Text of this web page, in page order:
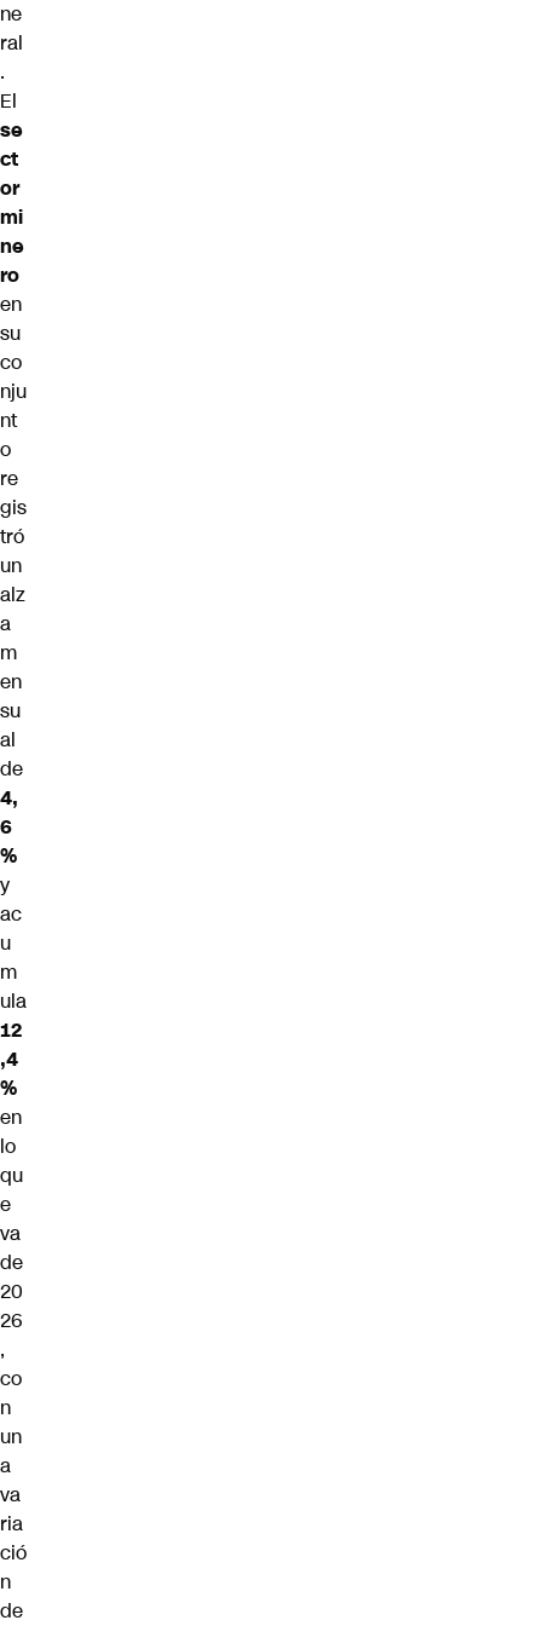
ne
ral
.
El
se
ct
or
mi
ne
ro
en
su
co
nju
nt
o
re
gis
tró
un
alz
a
m
en
su
al
de
4,
6
%
y
ac
u
m
ula
12
,4
%
en
lo
qu
e
va
de
20
26
,
co
n
un
a
va
ria
ció
n
de